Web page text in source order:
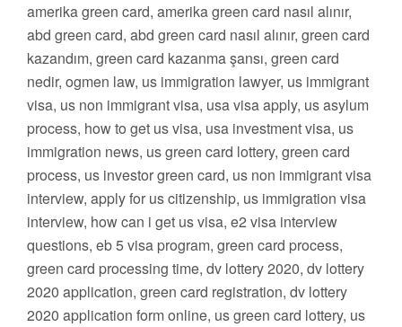
amerika green card, amerika green card nasıl alınır,
abd green card, abd green card nasıl alınır, green card
kazandım, green card kazanma şansı, green card
nedir, ogmen law, us immigration lawyer, us immigrant
visa, us non immigrant visa, usa visa apply, us asylum
process, how to get us visa, usa investment visa, us
immigration news, us green card lottery, green card
process, us investor green card, us non immigrant visa
interview, apply for us citizenship, us immigration visa
interview, how can i get us visa, e2 visa interview
questions, eb 5 visa program, green card process,
green card processing time, dv lottery 2020, dv lottery
2020 application, green card registration, dv lottery
2020 application form online, us green card lottery, us